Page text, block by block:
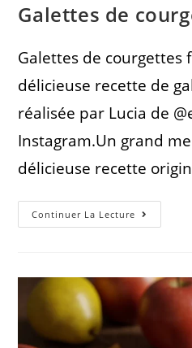
Galettes de
Galettes de courgettes
délicieuse recette de
réalisée par Lucia de
Instagram.Un grand
délicieuse recette
Continuer La Lecture